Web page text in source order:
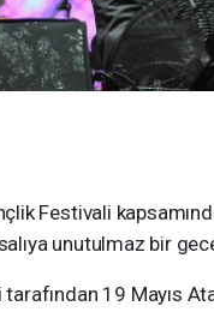
Festivali
unutulmaz bir
19 Mayıs